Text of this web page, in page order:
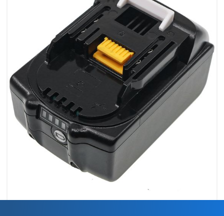
CS-MKT185PW